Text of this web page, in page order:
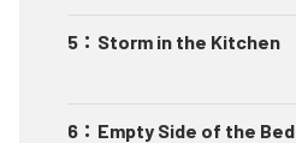
5 ： Storm in the Kitchen
6 ： Empty Side of the Bed